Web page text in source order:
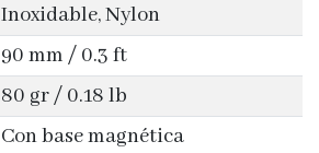
Inoxidable, Nylon
90 mm / 0.3 ft
80 gr / 0.18 lb
Con base magnética